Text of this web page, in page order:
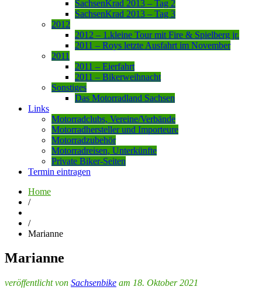
SachsenKrad 2013 – Tag 2
SachsenKrad 2013 – Tag 3
2012
2012 – 1.kleine Tour mit Fire & Spielberg jr.
2011 – Roys letzte Ausfahrt im November
2011
2011 – Eierfahrt
2011 – Bikerweihnacht
Sonstiges
Das Motorradland Sachsen
Links
Motorradclubs, Vereine/Verbände
Motorradhersteller und Importeure
Motorradzubehör
Motorradreisen, Unterkünfte
Private Biker-Seiten
Termin eintragen
Home
/
/
Marianne
Marianne
veröffentlicht von Sachsenbike am 18. Oktober 2021